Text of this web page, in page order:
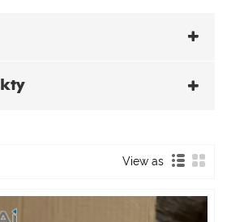
View as